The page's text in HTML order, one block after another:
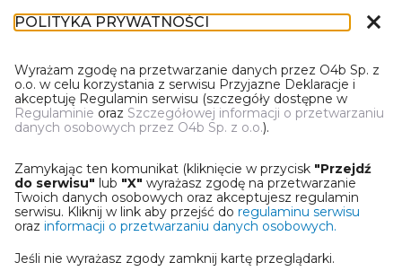
WYBIERZ JEDNĄ Z OPCJI
Wczytaj deklarację z pliku Excel
Utwórz deklarację z wykorzystaniem kreatora online
Przywróć ostatnią deklarację
POLITYKA PRYWATNOŚCI close
Wyrażam zgodę na przetwarzanie danych przez O4b Sp. z
o.o. w celu korzystania z serwisu Przyjazne Deklaracje i
akceptuję Regulamin serwisu (szczegóły dostępne w
Regulaminie oraz Szczegółowej informacji o przetwarzaniu
danych osobowych przez O4b Sp. z o.o.).
Zamykając ten komunikat (kliknięcie w przycisk "Przejdź
do serwisu" lub "X" wyrażasz zgodę na przetwarzanie
Twoich danych osobowych oraz akceptujesz regulamin
serwisu. Kliknij w link aby przejść do regulaminu serwisu
oraz informacji o przetwarzaniu danych osobowych.
Jeśli nie wyrażasz zgody zamknij kartę przeglądarki.